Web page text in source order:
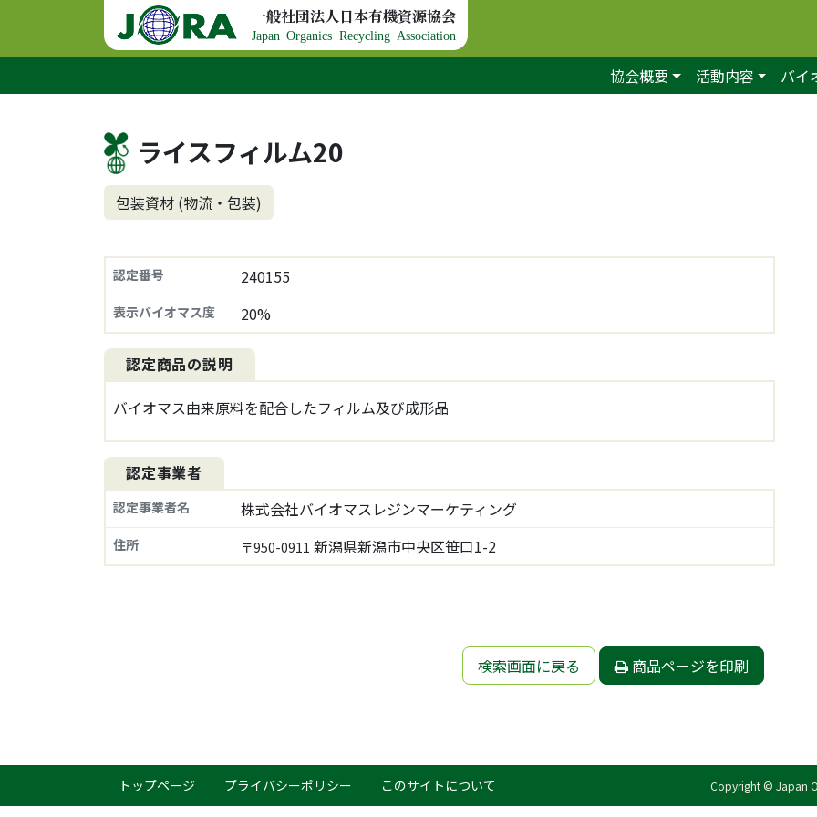
コンテンツへスキップ
メインナビゲーション
一般社団法人日本有機資源協会
Japan Organics Recycling Association
協会概要 活動内容 バイ
ライスフィルム20
包装資材 (物流・包装)
認定番号 240155
表示バイオマス度 20%
認定商品の説明
バイオマス由来原料を配合したフィルム及び成形品
認定事業者
認定事業者名 株式会社バイオマスレジンマーケティング
住所 〒950-0911 新潟県新潟市中央区笹口1-2
検索画面に戻る 商品ページを印刷
トップページ プライバシーポリシー このサイトについて Copyright © Japan